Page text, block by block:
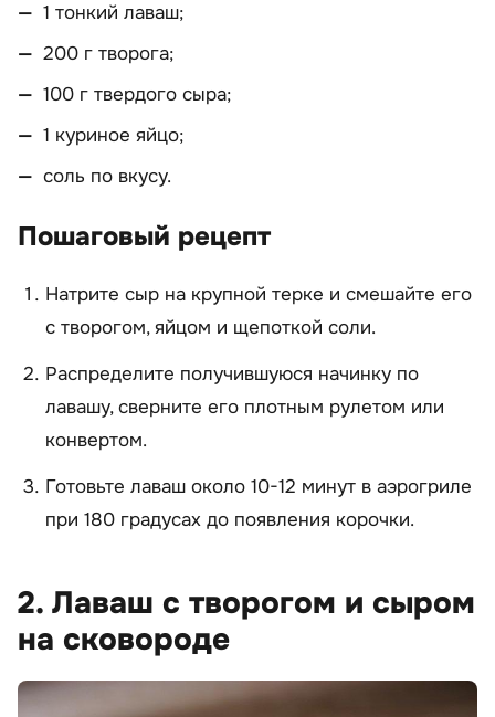
1 тонкий лаваш;
200 г творога;
100 г твердого сыра;
1 куриное яйцо;
соль по вкусу.
Пошаговый рецепт
Натрите сыр на крупной терке и смешайте его
с творогом, яйцом и щепоткой соли.
Распределите получившуюся начинку по
лавашу, сверните его плотным рулетом или
конвертом.
Готовьте лаваш около 10-12 минут в аэрогриле
при 180 градусах до появления корочки.
2. Лаваш с творогом и сыром
на сковороде